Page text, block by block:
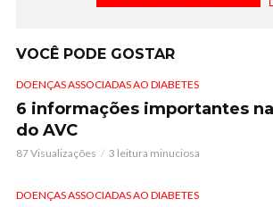
VOCÊ PODE GOSTAR
DOENÇAS ASSOCIADAS AO DIABETES
6 informações importantes
do AVC
87 Visualizações 3 leitura minuciosa
DOENÇAS ASSOCIADAS AO DIABETES